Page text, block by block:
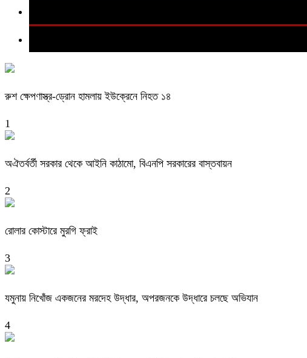
রুশ ক্ষেপণাস্ত্র-ড্রোন হামলায় ইউক্রেনে নিহত ১৪
1
অঐতর্বর্তী সরকার থেকে আইনি কাঠামো, বিএনপি সরকারের বাস্তবায়ন
2
রোলার কোস্টারে মুরগি ফ্রাই
3
যমুনায় নিখোঁজ একজনের মরদেহ উদ্ধার, অপরজনকে উদ্ধারে চলছে অভিযান
4